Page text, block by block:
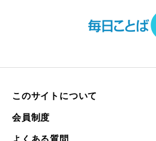
このサイトについて
会員制度
よくある質問